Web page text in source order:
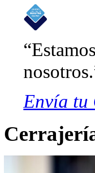
nosotros.
Envía tu